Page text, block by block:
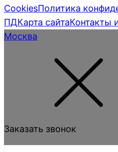
CookiesПолитика
ПДКарта сайтаКонтакты
Москва
Заказать звонок